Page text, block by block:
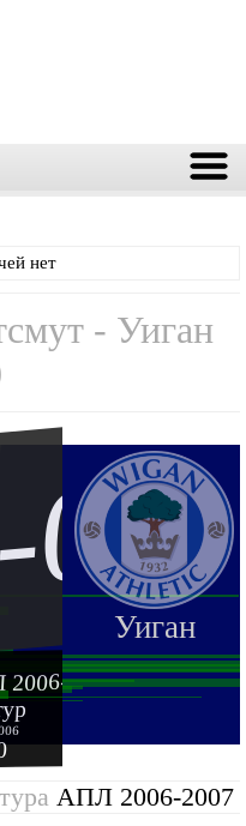
нет
- Уиган
Уиган
0
2007
АПЛ 2006-2007